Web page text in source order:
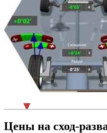
Цены на сход-